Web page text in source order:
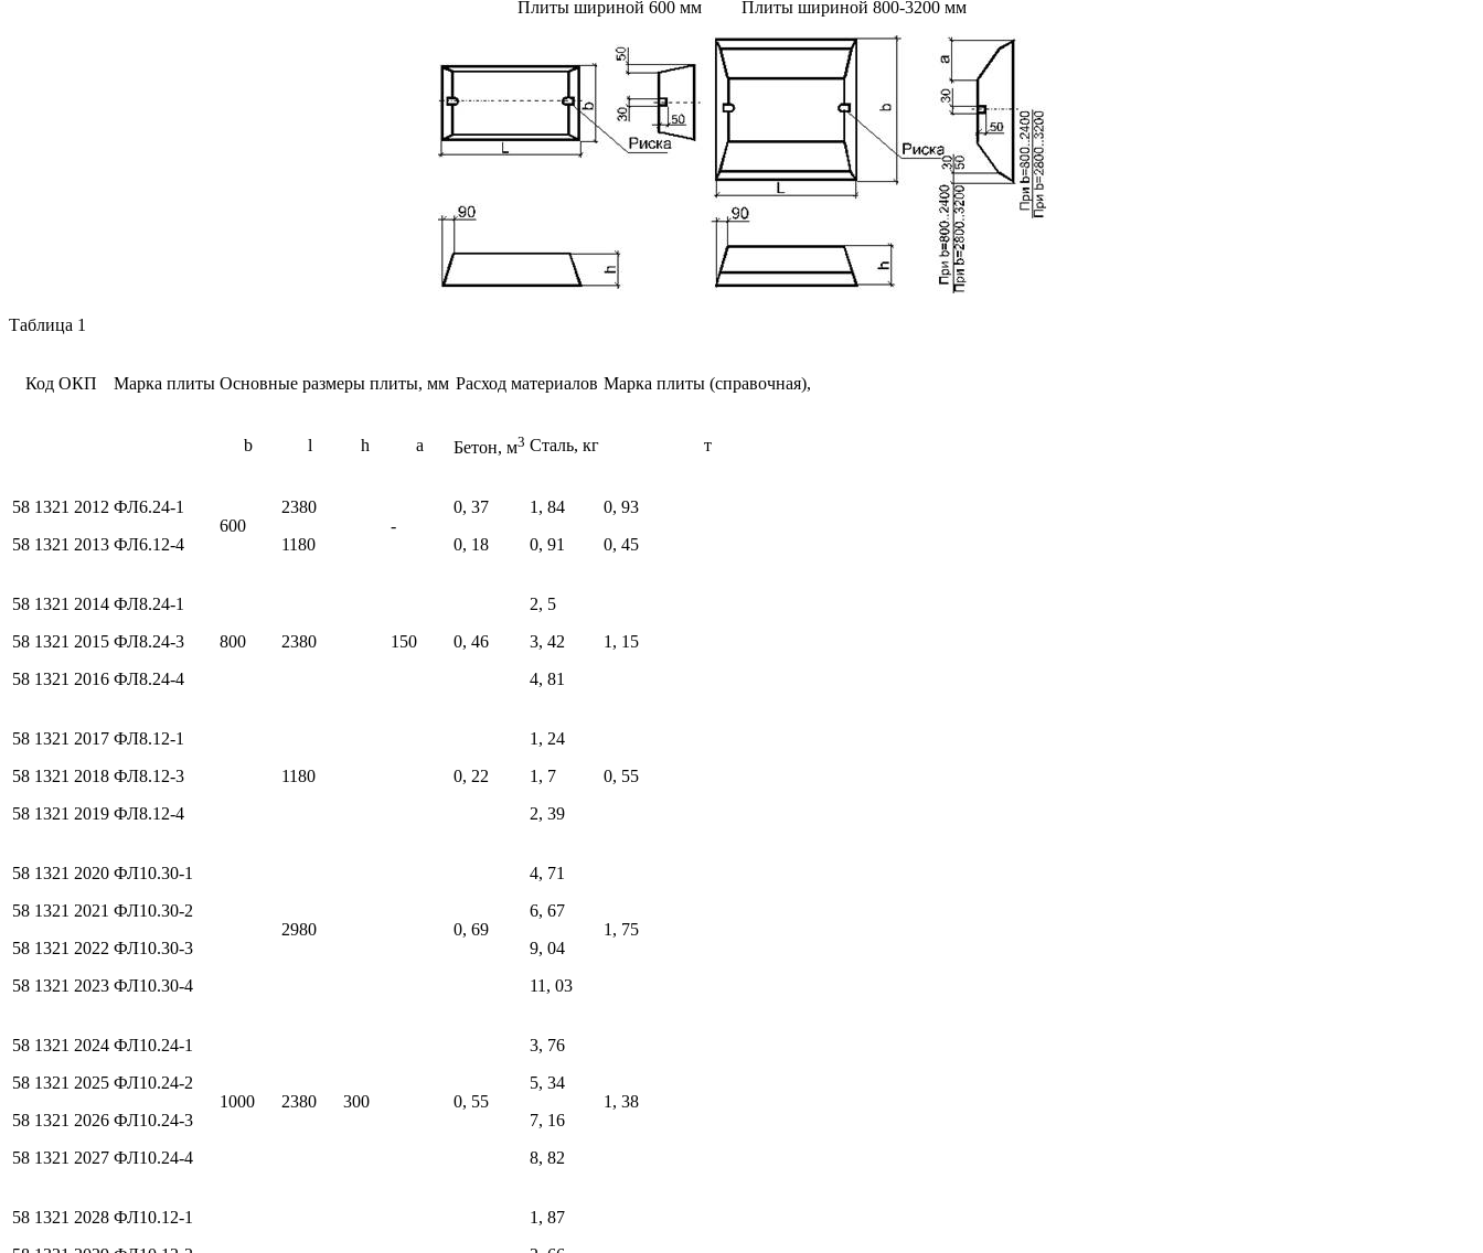
Плиты шириной 600 мм Плиты шириной 800-3200 мм
Таблица 1
Код ОКП Марка плиты Основные размеры плиты, мм Расход материалов Марка плиты (справочная),
b l h a Бетон, м3 Сталь, кг т
58 1321 2012
58 1321 2013
ФЛ6.24-1
ФЛ6.12-4
600
2380
1180
-
0, 37
0, 18
1, 84
0, 91
0, 93
0, 45
58 1321 2014
58 1321 2015
58 1321 2016
ФЛ8.24-1
ФЛ8.24-3
ФЛ8.24-4
800 2380 150 0, 46
2, 5
3, 42
4, 81
1, 15
58 1321 2017
58 1321 2018
58 1321 2019
ФЛ8.12-1
ФЛ8.12-3
ФЛ8.12-4
1180 0, 22
1, 24
1, 7
2, 39
0, 55
58 1321 2020
58 1321 2021
58 1321 2022
58 1321 2023
ФЛ10.30-1
ФЛ10.30-2
ФЛ10.30-3
ФЛ10.30-4
2980 0, 69
4, 71
6, 67
9, 04
11, 03
1, 75
58 1321 2024
58 1321 2025
58 1321 2026
58 1321 2027
ФЛ10.24-1
ФЛ10.24-2
ФЛ10.24-3
ФЛ10.24-4
1000 2380 300 0, 55
3, 76
5, 34
7, 16
8, 82
1, 38
58 1321 2028 ФЛ10.12-1
1, 87